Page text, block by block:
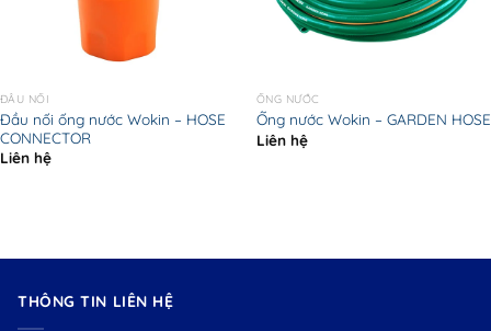
ĐẦU NỐI
Đầu nối ống nước Wokin – HOSE
CONNECTOR
Liên hệ
ỐNG NƯỚC
Ống nước Wokin – GARDEN HOSE
Liên hệ
THÔNG TIN LIÊN HỆ